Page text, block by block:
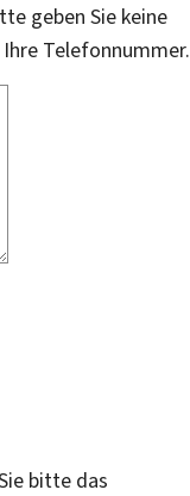
geben Sie keine
Telefonnummer.
bitte das